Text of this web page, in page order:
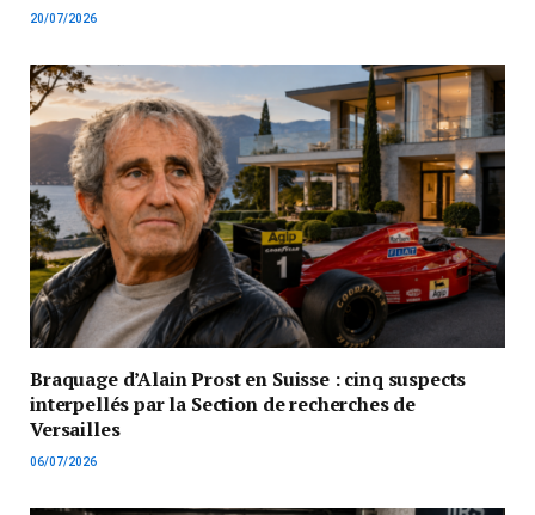
20/07/2026
Braquage d’Alain Prost en Suisse : cinq suspects
interpellés par la Section de recherches de
Versailles
06/07/2026